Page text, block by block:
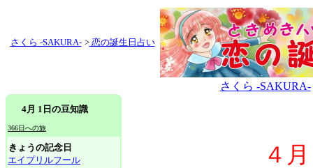
さくら -SAKURA- >恋の誕生日占い
さくら -SAKURA-
4月 1日の豆知識
366日への旅
きょうの記念日
エイプリルフール
４